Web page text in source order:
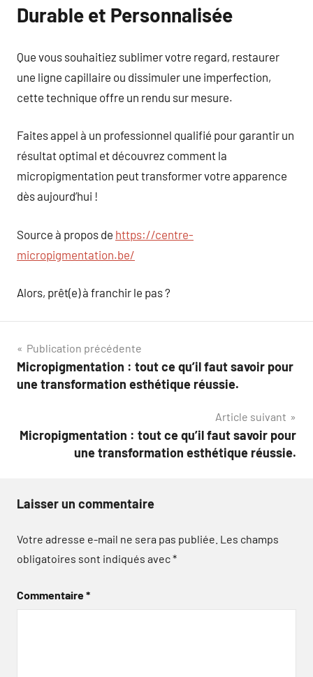
Durable et Personnalisée
Que vous souhaitiez sublimer votre regard, restaurer
une ligne capillaire ou dissimuler une imperfection,
cette technique offre un rendu sur mesure.
Faites appel à un professionnel qualifié pour garantir un
résultat optimal et découvrez comment la
micropigmentation peut transformer votre apparence
dès aujourd’hui !
Source à propos de https://centre-
micropigmentation.be/
Alors, prêt(e) à franchir le pas ?
Navigation
de
Publication précédente
Micropigmentation : tout ce qu’il faut savoir pour
une transformation esthétique réussie.
Article suivant
Micropigmentation : tout ce qu’il faut savoir pour
une transformation esthétique réussie.
Laisser un commentaire
Votre adresse e-mail ne sera pas publiée. Les champs
obligatoires sont indiqués avec*
Commentaire*